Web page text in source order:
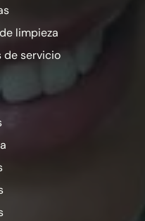
limpieza
de servicio